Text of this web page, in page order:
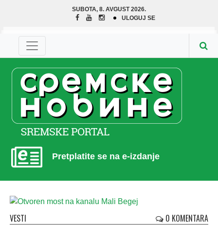
SUBOTA, 8. AVGUST 2026.
ULOGUJ SE
Pretplatite se na e-izdanje
VESTI 0 KOMENTARA